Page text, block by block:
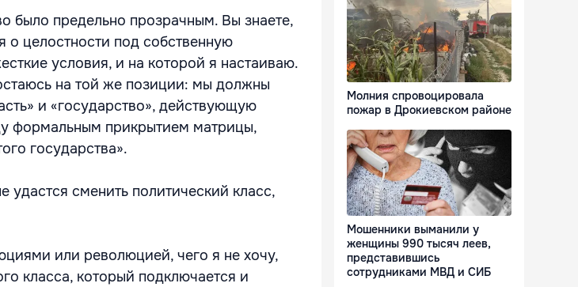
было предельно прозрачным. Вы знаете,
о целостности под собственную
условия, и на которой я настаиваю.
на той же позиции: мы должны
и «государство», действующую
формальным прикрытием матрицы,
государства».
удастся сменить политический класс,
или революцией, чего я не хочу,
класса, который подключается и
Молния спровоцировала
пожар в Дрокиевском районе
Мошенники выманили у
женщины 990 тысяч леев,
представившись
сотрудниками МВД и СИБ